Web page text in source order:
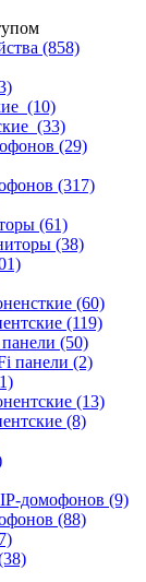
(858)
(10)
(33)
(29)
(317)
(61)
(38)
(60)
(119)
(50)
панели (2)
(13)
(8)
домофонов (9)
(88)